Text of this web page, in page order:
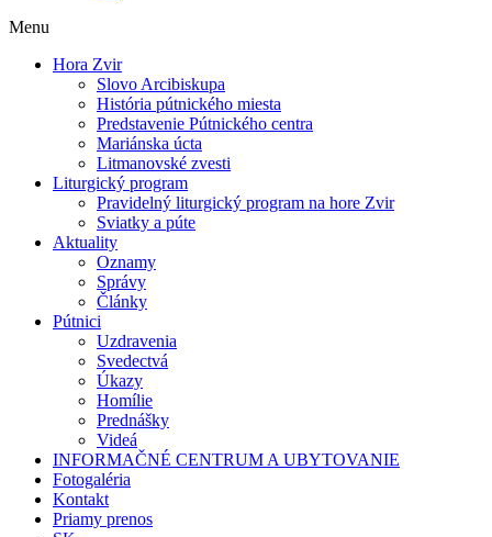
Menu
Hora Zvir
Slovo Arcibiskupa
História pútnického miesta
Predstavenie Pútnického centra
Mariánska úcta
Litmanovské zvesti
Liturgický program
Pravidelný liturgický program na hore Zvir
Sviatky a púte
Aktuality
Oznamy
Správy
Články
Pútnici
Uzdravenia
Svedectvá
Úkazy
Homílie
Prednášky
Videá
INFORMAČNÉ CENTRUM A UBYTOVANIE
Fotogaléria
Kontakt
Priamy prenos